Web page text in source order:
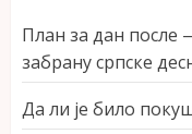
План за дан
забрану српске
Да ли је било